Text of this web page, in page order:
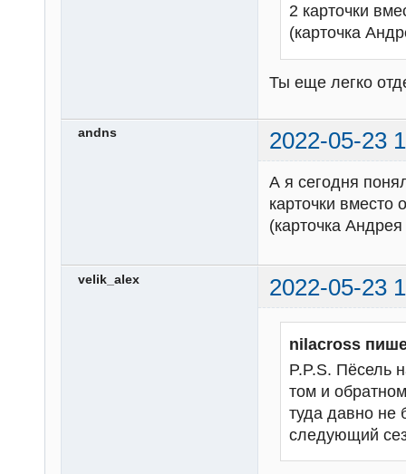
2 карточки
(карточка
Ты еще легко
andns 2022-05-23
А я сегодня
карточки вместо
(карточка
velik_alex 2022-05-23
nilacross
P.P.S. Пёсель
том и
туда давно не
следующий